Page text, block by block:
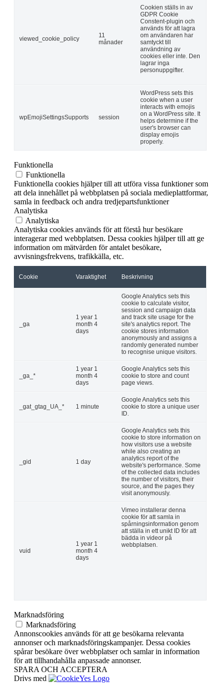
viewed_cookie_policy
11
månader
Cookien ställs in av
GDPR Cookie
Constent-plugin och
används för att lagra
om användaren har
samtyckt till
användning av
cookies eller inte. Den
lagrar inga
personuppgifter.
wpEmojiSettingsSupports session
WordPress sets this
cookie when a user
interacts with emojis
on a WordPress site. It
helps determine if the
user's browser can
display emojis
properly.
Funktionella
Funktionella
Funktionella cookies hjälper till att utföra vissa funktioner som
att dela innehållet på webbplatsen på sociala medieplattformar,
samla in feedback och andra tredjepartsfunktioner
Analytiska
Analytiska
Analytiska cookies används för att förstå hur besökare
interagerar med webbplatsen. Dessa cookies hjälper till att ge
information om mätvärden för antalet besökare,
avvisningsfrekvens, trafikkälla, etc.
Cookie Varaktighet Beskrivning
_ga
1 year 1
month 4
days
Google Analytics sets this
cookie to calculate visitor,
session and campaign data
and track site usage for the
site's analytics report. The
cookie stores information
anonymously and assigns a
randomly generated number
to recognise unique visitors.
_ga_*
1 year 1
month 4
days
Google Analytics sets this
cookie to store and count
page views.
_gat_gtag_UA_* 1 minute
Google Analytics sets this
cookie to store a unique user
ID.
_gid 1 day
Google Analytics sets this
cookie to store information on
how visitors use a website
while also creating an
analytics report of the
website's performance. Some
of the collected data includes
the number of visitors, their
source, and the pages they
visit anonymously.
vuid
1 year 1
month 4
days
Vimeo installerar denna
cookie för att samla in
spårningsinformation genom
att ställa in ett unikt ID för att
bädda in videor på
webbplatsen.
Marknadsföring
Marknadsföring
Annonscookies används för att ge besökarna relevanta
annonser och marknadsföringskampanjer. Dessa cookies
spårar besökare över webbplatser och samlar in information
för att tillhandahålla anpassade annonser.
SPARA OCH ACCEPTERA
Drivs med